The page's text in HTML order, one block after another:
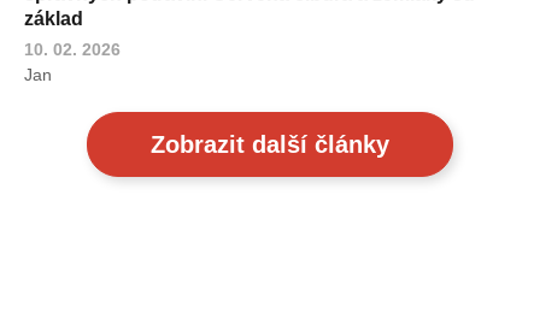
základ
10. 02. 2026
Jan
Zobrazit další články